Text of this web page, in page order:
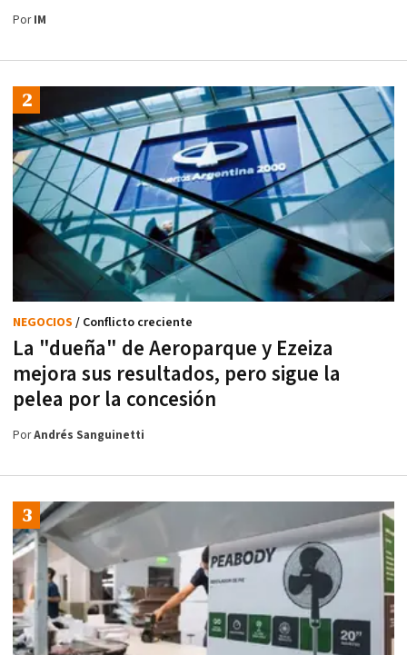
PorIM
La "dueña" de Aeroparque y Ezeiza
mejora sus resultados, pero sigue la
pelea por la concesión
NEGOCIOS / Conflicto creciente
PorAndrés Sanguinetti